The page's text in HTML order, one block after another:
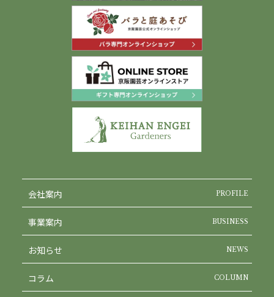
会社案内 PROFILE
事業案内 BUSINESS
お知らせ NEWS
コラム COLUMN